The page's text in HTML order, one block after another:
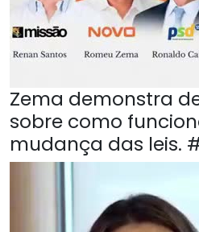
Zema demonstra
sobre como
mudança das leis.